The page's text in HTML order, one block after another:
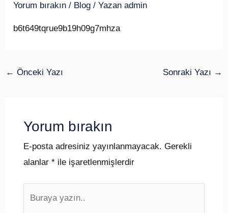
Yorum bırakın / Blog / Yazan admin
b6t649tqrue9b19h09g7mhza
← Önceki Yazı Sonraki Yazı →
Yorum bırakın
E-posta adresiniz yayınlanmayacak. Gerekli
alanlar *ile işaretlenmişlerdir